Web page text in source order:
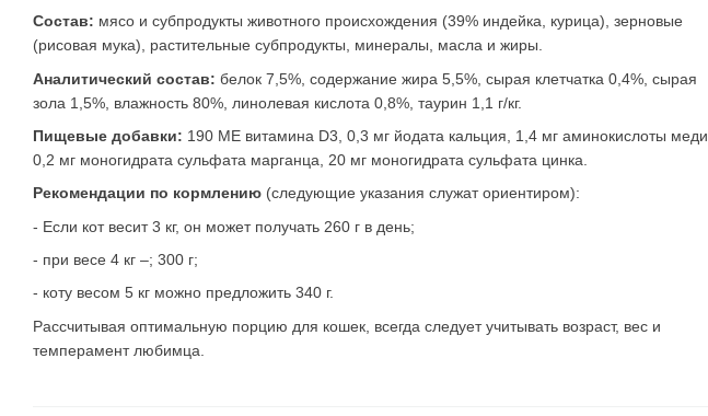
Состав: мясо и субпродукты животного происхождения (39% индейка, курица), зерновые
(рисовая мука), растительные субпродукты, минералы, масла и жиры.
Аналитический состав: белок 7,5%, содержание жира 5,5%, сырая клетчатка 0,4%, сырая
зола 1,5%, влажность 80%, линолевая кислота 0,8%, таурин 1,1 г/кг.
Пищевые добавки: 190 МЕ витамина D3, 0,3 мг йодата кальция, 1,4 мг аминокислоты меди,
0,2 мг моногидрата сульфата марганца, 20 мг моногидрата сульфата цинка.
Рекомендации по кормлению (следующие указания служат ориентиром):
- Если кот весит 3 кг, он может получать 260 г в день;
- при весе 4 кг –; 300 г;
- коту весом 5 кг можно предложить 340 г.
Рассчитывая оптимальную порцию для кошек, всегда следует учитывать возраст, вес и
темперамент любимца.